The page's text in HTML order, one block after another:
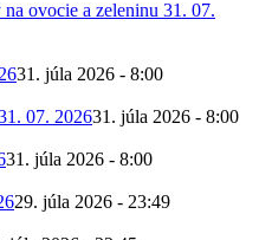
ovocie a zeleninu 31. 07.
31. júla 2026 - 8:00
07. 202631. júla 2026 - 8:00
31. júla 2026 - 8:00
29. júla 2026 - 23:49